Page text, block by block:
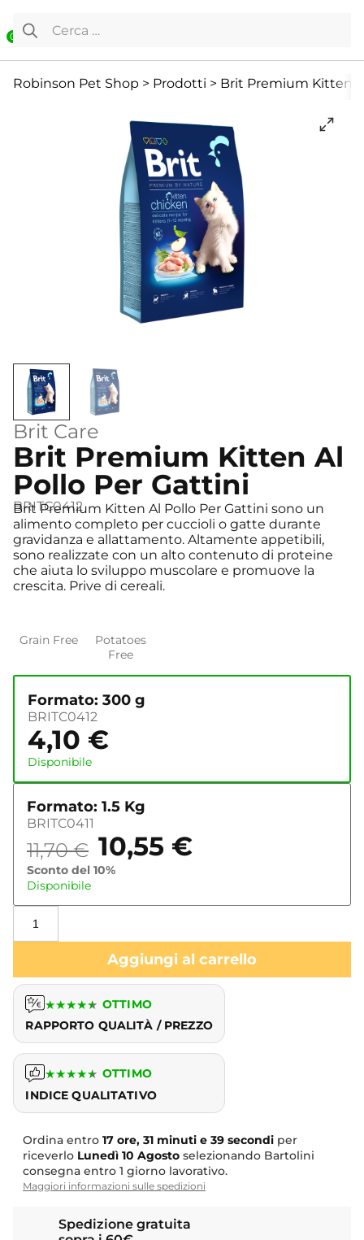
0
Ricerca per:
Robinson Pet Shop > Prodotti > Brit Premium Kitten
Brit Care
Brit Premium Kitten Al
Pollo Per Gattini
BRITC0412
Brit Premium Kitten Al Pollo Per Gattini sono un
alimento completo per cuccioli o gatte durante
gravidanza e allattamento. Altamente appetibili,
sono realizzate con un alto contenuto di proteine
che aiuta lo sviluppo muscolare e promuove la
crescita. Prive di cereali.
Grain Free
Potatoes
Free
Formato: 300 g
BRITC0412
4,10 €
Disponibile
Formato: 1.5 Kg
BRITC0411
11,70€ 10,55 €
Sconto del 10%
Disponibile
Aggiungi al carrello
★★★★★ OTTIMO
RAPPORTO QUALITÀ / PREZZO
★★★★★ OTTIMO
INDICE QUALITATIVO
Ordina entro 17 ore, 31 minuti e 38 secondi per
riceverlo Lunedì 10 Agosto selezionando Bartolini
consegna entro 1 giorno lavorativo.
Maggiori informazioni sulle spedizioni
Spedizione gratuita